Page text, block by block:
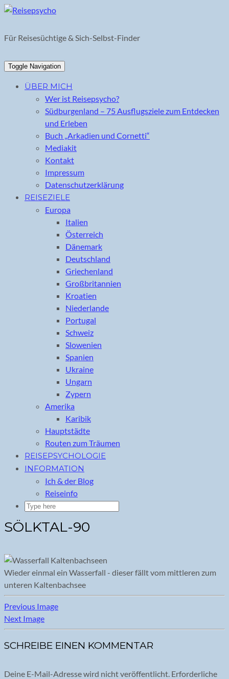
Skip
content
Für Reisesüchtige & Sich-Selbst-Finder
Toggle Navigation
ÜBER MICH
Wer ist Reisepsycho?
Südburgenland – 75 Ausflugsziele zum Entdecken
und Erleben
Buch „Arkadien und Cornetti“
Mediakit
Kontakt
Impressum
Datenschutzerklärung
REISEZIELE
Europa
Italien
Österreich
Dänemark
Deutschland
Griechenland
Großbritannien
Kroatien
Niederlande
Portugal
Schweiz
Slowenien
Spanien
Ukraine
Ungarn
Zypern
Amerika
Karibik
Hauptstädte
Routen zum Träumen
REISEPSYCHOLOGIE
INFORMATION
Ich & der Blog
Reiseinfo
SÖLKTAL-90
Wieder einmal ein Wasserfall - dieser fällt vom mittleren zum
unteren Kaltenbachsee
Previous Image
Next Image
SCHREIBE EINEN KOMMENTAR
Deine E-Mail-Adresse wird nicht veröffentlicht. Erforderliche